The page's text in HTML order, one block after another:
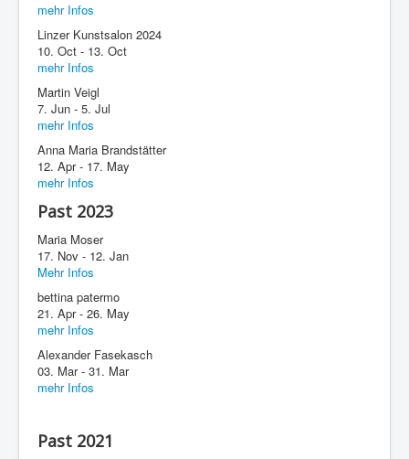
mehr Infos
Linzer Kunstsalon 2024
10. Oct - 13. Oct
mehr Infos
Martin Veigl
7. Jun - 5. Jul
mehr Infos
Anna Maria Brandstätter
12. Apr - 17. May
mehr Infos
Past 2023
Maria Moser
17. Nov - 12. Jan
Mehr Infos
bettina patermo
21. Apr - 26. May
mehr Infos
Alexander Fasekasch
03. Mar - 31. Mar
mehr Infos
Past 2021